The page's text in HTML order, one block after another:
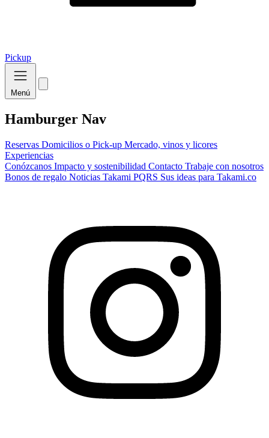
Pickup
Menú
Hamburger Nav
Reservas Domicilios o Pick-up Mercado, vinos y licores
Experiencias
Conózcanos Impacto y sostenibilidad Contacto Trabaje con nosotros
Bonos de regalo Noticias Takami PQRS Sus ideas para Takami.co